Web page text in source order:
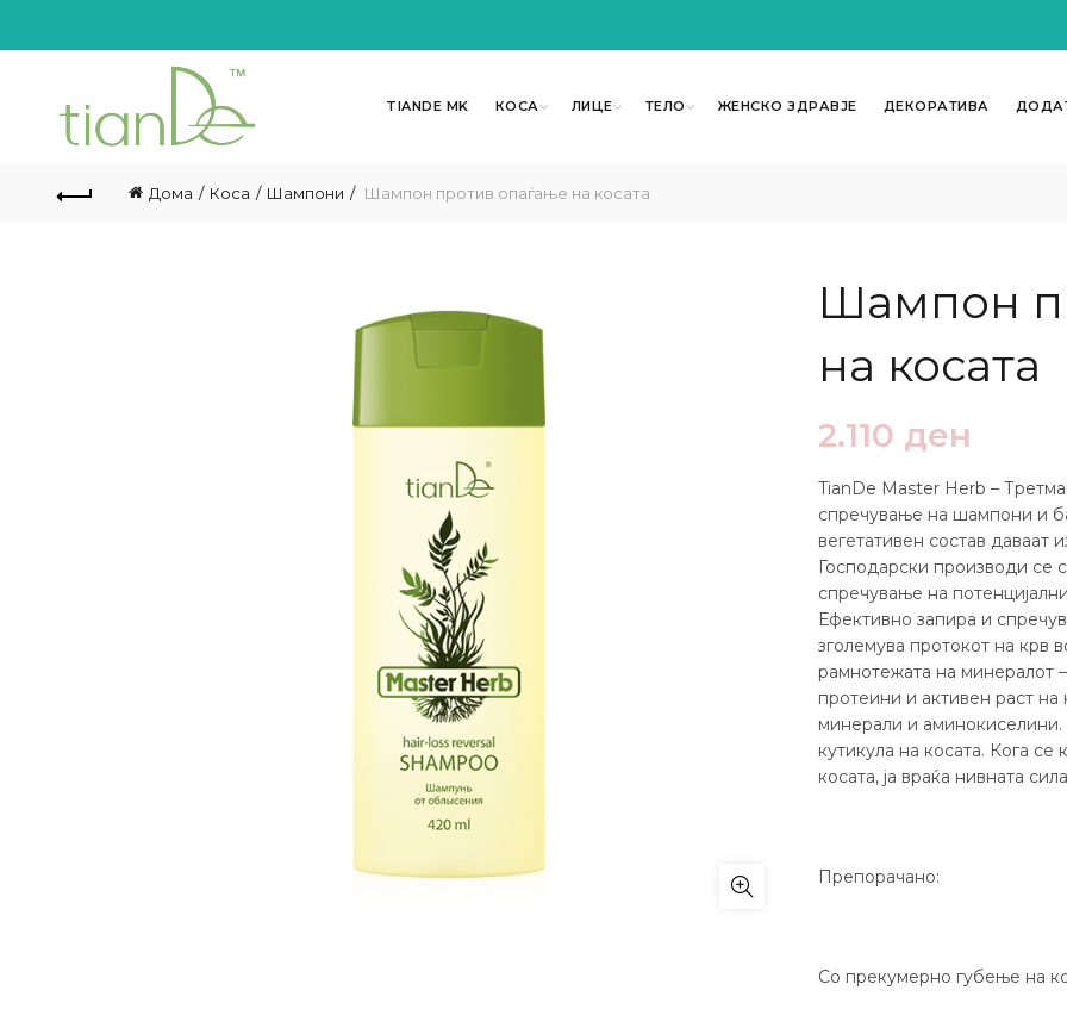
TIANDE MK КОСА ЛИЦЕ ТЕЛО ЖЕНСКО ЗДРАВЈЕ ДЕКОРАТИВА
Дома Коса Шампони Шампон против опаѓање на косата
Шампон
на косата
2.110 ден
TianDe Master Herb –
спречување на шампони и
вегетативен состав даваат
Господарски производи се
спречување на
Ефективно запира и
зголемува протокот на крв
рамнотежата на минералот
протеини и активен раст
минерали и аминокиселини.
кутикула на косата. Кога
косата, ја враќа нивната
Препорачано:
Со прекумерно губење на